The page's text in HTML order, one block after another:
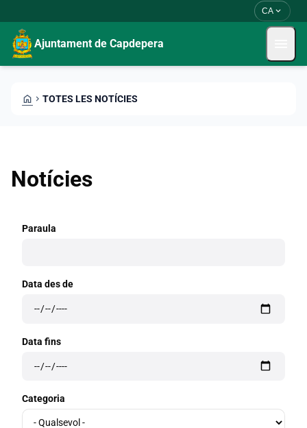
CA expand_more
Ajuntament de Capdepera
HOME CHEVRON_RIGHT TOTES LES NOTÍCIES
Notícies
Paraula
Data des de
Data fins
Categoria